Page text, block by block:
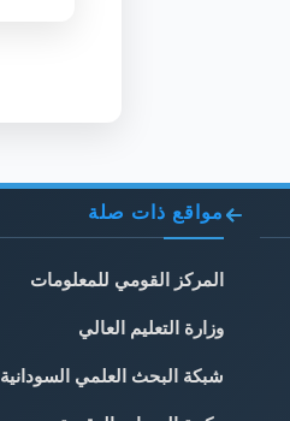
مواقع ذات صلة
المركز القومي للمعلومات
وزارة التعليم العالي
شبكة البحث العلمي السودانية